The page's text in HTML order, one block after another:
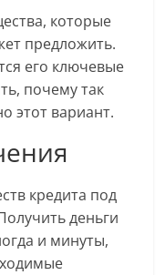
которые
предложить.
его ключевые
почему так
этот вариант.
кредита под
деньги
и минуты,